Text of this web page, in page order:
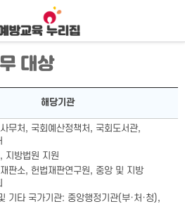
대상
해당기관
무처, 국회예산정책처, 국회도서관,
지방법원 지원
판소, 헌법재판연구원, 중앙 및 지방
기타 국가기관: 중앙행정기관(부·처·청),